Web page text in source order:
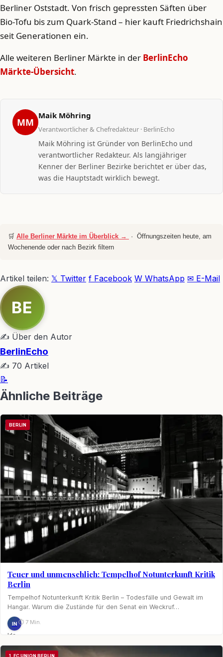
Berliner Oststadt. Von frisch gepressten Säften über
Bio-Tofu bis zum Quark-Stand – hier kauft Friedrichshain
seit Generationen ein.
Alle weiteren Berliner Märkte in der BerlinEcho
Märkte-Übersicht.
MM
Maik Möhring
Verantwortlicher & Chefredakteur · BerlinEcho
Maik Möhring ist Gründer von BerlinEcho und
verantwortlicher Redakteur. Als langjähriger
Kenner der Berliner Bezirke berichtet er über das,
was die Hauptstadt wirklich bewegt.
🛒 Alle Berliner Märkte im Überblick →
· Öffnungszeiten heute, am
Wochenende oder nach Bezirk filtern
Artikel teilen: 𝕏 Twitter f Facebook W WhatsApp ✉ E-Mail
BE
✍ Über den Autor
BerlinEcho
✍ 70 Artikel
📝
Ähnliche Beiträge
BERLIN
Teuer und unmenschlich: Tempelhof Notunterkunft Kritik
Berlin
Tempelhof Notunterkunft Kritik Berlin – Todesfälle und Gewalt im
Hangar. Warum die Zustände für den Senat ein Weckruf…
IN
Ida
Nagel
⏱ 7 Min.